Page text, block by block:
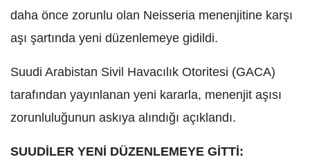
daha önce zorunlu olan Neisseria menenjitine karşı
aşı şartında yeni düzenlemeye gidildi.
Suudi Arabistan Sivil Havacılık Otoritesi (GACA)
tarafından yayınlanan yeni kararla, menenjit aşısı
zorunluluğunun askıya alındığı açıklandı.
SUUDİLER YENİ DÜZENLEMEYE GİTTİ: